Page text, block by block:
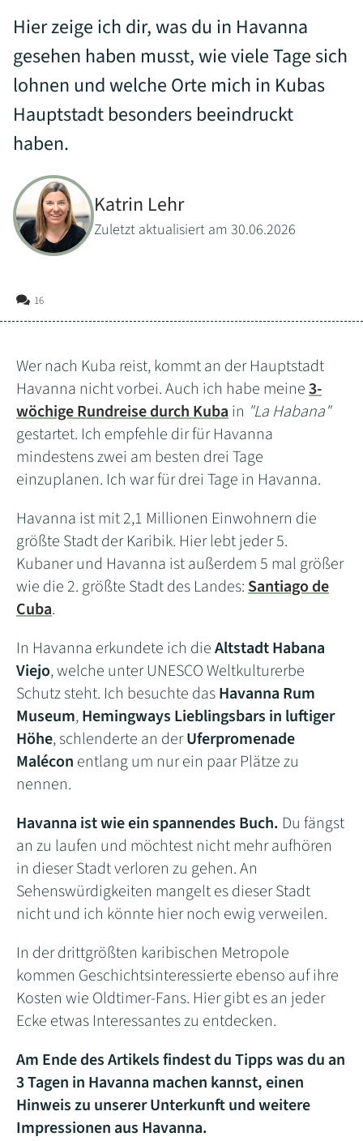
Hier zeige ich dir, was du in Havanna
gesehen haben musst, wie viele Tage sich
lohnen und welche Orte mich in Kubas
Hauptstadt besonders beeindruckt
haben.
Katrin Lehr
Zuletzt aktualisiert am 30.06.2026
16
Wer nach Kuba reist, kommt an der Hauptstadt
Havanna nicht vorbei. Auch ich habe meine3-
wöchige Rundreise durch Kubain "La Habana"
gestartet. Ich empfehle dir für Havanna
mindestens zwei am besten drei Tage
einzuplanen. Ich war für drei Tage in Havanna.
Havanna ist mit 2,1 Millionen Einwohnern die
größte Stadt der Karibik. Hier lebt jeder 5.
Kubaner und Havanna ist außerdem 5 mal größer
wie die 2. größte Stadt des Landes:Santiago de
Cuba.
In Havanna erkundete ich dieAltstadt Habana
Viejo, welche unter UNESCO Weltkulturerbe
Schutz steht. Ich besuchte dasHavanna Rum
Museum,Hemingways Lieblingsbars in luftiger
Höhe, schlenderte an derUferpromenade
Malécon entlang um nur ein paar Plätze zu
nennen.
Havanna ist wie ein spannendes Buch. Du fängst
an zu laufen und möchtest nicht mehr aufhören
in dieser Stadt verloren zu gehen. An
Sehenswürdigkeiten mangelt es dieser Stadt
nicht und ich könnte hier noch ewig verweilen.
In der drittgrößten karibischen Metropole
kommen Geschichtsinteressierte ebenso auf ihre
Kosten wie Oldtimer-Fans. Hier gibt es an jeder
Ecke etwas Interessantes zu entdecken.
Am Ende des Artikels findest du Tipps was du an
3 Tagen in Havanna machen kannst, einen
Hinweis zu unserer Unterkunft und weitere
Impressionen aus Havanna.